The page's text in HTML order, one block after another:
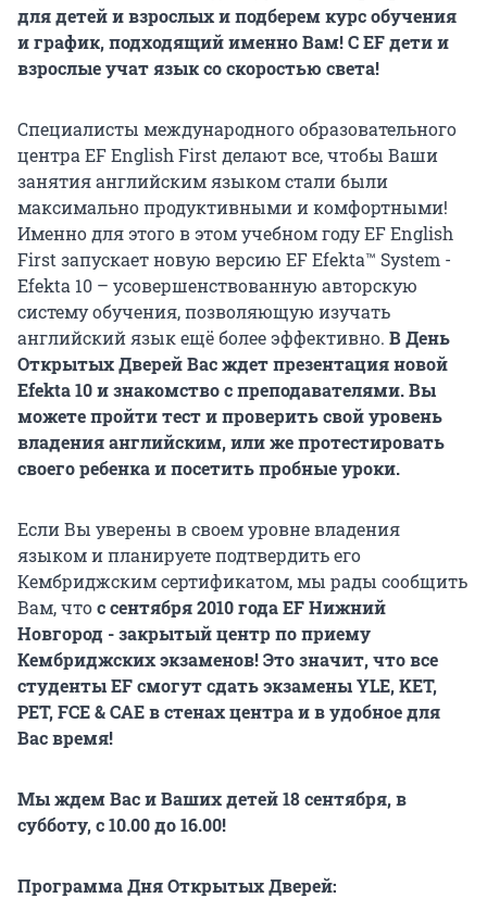
для детей и взрослых и подберем курс обучения
и график, подходящий именно Вам! С EF дети и
взрослые учат язык со скоростью света!
Специалисты международного образовательного
центра EF English First делают все, чтобы Ваши
занятия английским языком стали были
максимально продуктивными и комфортными!
Именно для этого в этом учебном году EF English
First запускает новую версию EF Efekta™ System -
Efekta 10 – усовершенствованную авторскую
систему обучения, позволяющую изучать
английский язык ещё более эффективно. В День
Открытых Дверей Вас ждет презентация новой
Efekta 10 и знакомство с преподавателями. Вы
можете пройти тест и проверить свой уровень
владения английским, или же протестировать
своего ребенка и посетить пробные уроки.
Если Вы уверены в своем уровне владения
языком и планируете подтвердить его
Кембриджским сертификатом, мы рады сообщить
Вам, чтос сентября 2010 года EF Нижний
Новгород - закрытый центр по приему
Кембриджских экзаменов! Это значит, что все
студенты EF смогут сдать экзамены YLE, KET,
PET, FCE & CAE в стенах центра и в удобное для
Вас время!
Мы ждем Вас и Ваших детей 18 сентября, в
субботу, с 10.00 до 16.00!
Программа Дня Открытых Дверей: